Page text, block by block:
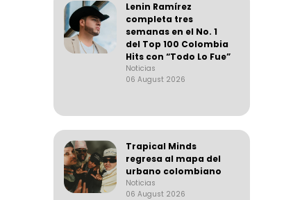
Lenin Ramírez
completa tres
semanas en el No. 1
del Top 100 Colombia
Hits con “Todo Lo Fue”
Noticias
06 August 2026
Trapical Minds
regresa al mapa del
urbano colombiano
Noticias
06 August 2026